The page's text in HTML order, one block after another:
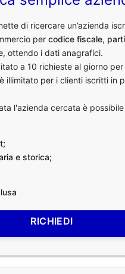
di ricercare un’azienda
percodice fiscale,
, ottendo i dati anagrafici.
a 10 richieste al giorno
illimitato per i clienti iscritti in
l'azienda cercata è possibile
e storica;
RICHIEDI